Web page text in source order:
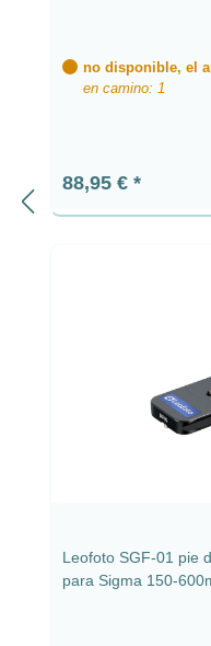
no disponible, el
en camino: 1
Precio normal:
88,95 €
Leofoto SGF-01 pie
para Sigma 150-